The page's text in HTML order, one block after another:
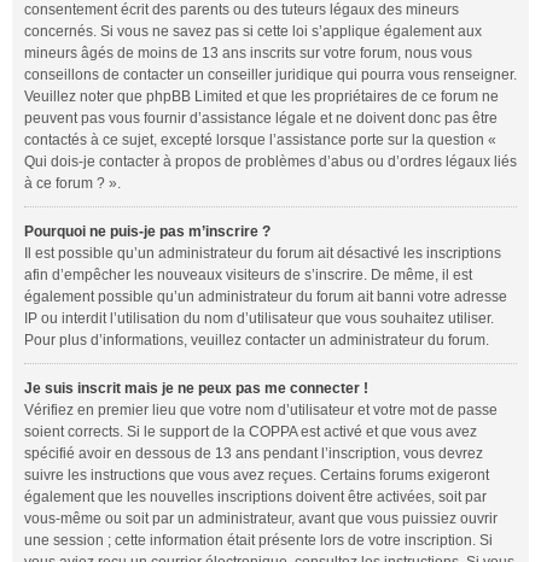
consentement écrit des parents ou des tuteurs légaux des mineurs
concernés. Si vous ne savez pas si cette loi s’applique également aux
mineurs âgés de moins de 13 ans inscrits sur votre forum, nous vous
conseillons de contacter un conseiller juridique qui pourra vous renseigner.
Veuillez noter que phpBB Limited et que les propriétaires de ce forum ne
peuvent pas vous fournir d’assistance légale et ne doivent donc pas être
contactés à ce sujet, excepté lorsque l’assistance porte sur la question «
Qui dois-je contacter à propos de problèmes d’abus ou d’ordres légaux liés
à ce forum ? ».
Pourquoi ne puis-je pas m’inscrire ?
Il est possible qu’un administrateur du forum ait désactivé les inscriptions
afin d’empêcher les nouveaux visiteurs de s’inscrire. De même, il est
également possible qu’un administrateur du forum ait banni votre adresse
IP ou interdit l’utilisation du nom d’utilisateur que vous souhaitez utiliser.
Pour plus d’informations, veuillez contacter un administrateur du forum.
Je suis inscrit mais je ne peux pas me connecter !
Vérifiez en premier lieu que votre nom d’utilisateur et votre mot de passe
soient corrects. Si le support de la COPPA est activé et que vous avez
spécifié avoir en dessous de 13 ans pendant l’inscription, vous devrez
suivre les instructions que vous avez reçues. Certains forums exigeront
également que les nouvelles inscriptions doivent être activées, soit par
vous-même ou soit par un administrateur, avant que vous puissiez ouvrir
une session ; cette information était présente lors de votre inscription. Si